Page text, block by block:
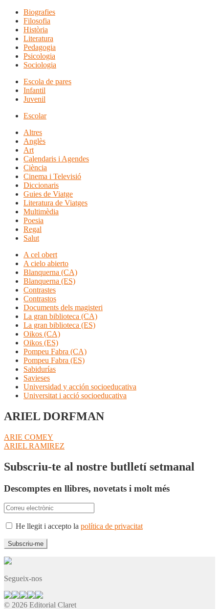
Biografies
Filosofia
Història
Literatura
Pedagogia
Psicologia
Sociologia
Escola de pares
Infantil
Juvenil
Escolar
Altres
Anglès
Art
Calendaris i Agendes
Ciència
Cinema i Televisió
Diccionaris
Guies de Viatge
Literatura de Viatges
Multimèdia
Poesia
Regal
Salut
A cel obert
A cielo abierto
Blanquerna (CA)
Blanquerna (ES)
Contrastes
Contrastos
Documents dels magisteri
La gran biblioteca (CA)
La gran biblioteca (ES)
Oikos (CA)
Oikos (ES)
Pompeu Fabra (CA)
Pompeu Fabra (ES)
Sabidurías
Savieses
Universidad y acción socioeducativa
Universitat i acció socioeducativa
ARIEL DORFMAN
Navegació
d'entrades
Entrada
anterior:
ARIE COMEY
Pròxima
ARIEL RAMIREZ
Subscriu-te al nostre butlletí setmanal
Descomptes en llibres, novetats i molt més
He llegit i accepto la política de privacitat
Segueix-nos
© 2026 Editorial Claret